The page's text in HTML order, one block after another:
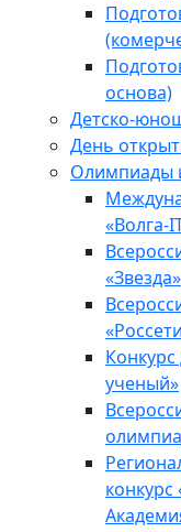
основа)
Детско-
День
Олимпиады
«Волга-
«Звезда»
ученый»